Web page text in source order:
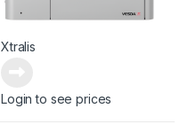
Xtralis
Login to see prices